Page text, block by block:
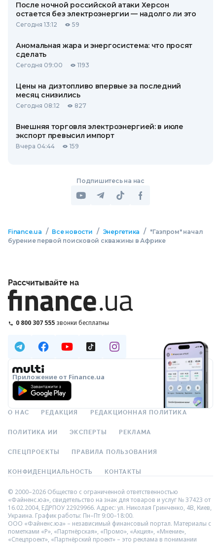
После ночной российской атаки Херсон
остается без электроэнергии — надолго ли это
Сегодня 13:12 59
Аномальная жара и энергосистема: что просят
сделать
Сегодня 09:00 1193
Цены на дизтопливо впервые за последний
месяц снизились
Сегодня 08:12 827
Внешняя торговля электроэнергией: в июле
экспорт превысил импорт
Вчера 04:44 159
Подпишитесь на нас
Finance.ua / Все новости / Энергетика /
"Газпром" начал
бурение первой поисковой скважины в Африке
Рассчитывайте на
0 800 307 555 звонки бесплатны
Приложение от Finance.ua
О НАС РЕДАКЦИЯ РЕДАКЦИОННАЯ ПОЛИТИКА
ПОЛИТИКА ИИ ЭКСПЕРТЫ РЕКЛАМА
СПЕЦПРОЕКТЫ ПРАВИЛА ПОЛЬЗОВАНИЯ
КОНФИДЕНЦИАЛЬНОСТЬ КОНТАКТЫ
© 2000–2026 Общество с ограниченной ответственностью
«Файненс.юа», свидетельство на знак для товаров и услуг № 37423 от
16.02.2004, ЕДРПОУ 22929966. Адрес: ул. Николая Гринченко, 4В, Киев,
Украина. График работы: Пн–Пт 9:00–18:00.
ООО «Файненс.юа» – независимый финансовый портал. Материалы с
пометками «Р», «Партнёрская», «Промо», «Акция», «Мнение»,
«Спецпроект», «Партнёрский проект» – это реклама в понимании